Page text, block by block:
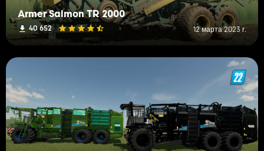
Armer Salmon TR 2000
40 652 12 марта 2023 г.